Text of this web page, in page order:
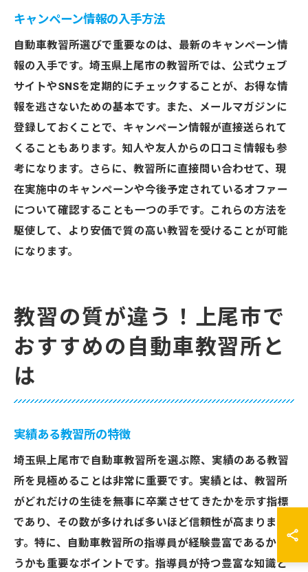
キャンペーン情報の入手方法
自動車教習所選びで重要なのは、最新のキャンペーン情
報の入手です。埼玉県上尾市の教習所では、公式ウェブ
サイトやSNSを定期的にチェックすることが、お得な情
報を逃さないための基本です。また、メールマガジンに
登録しておくことで、キャンペーン情報が直接送られて
くることもあります。知人や友人からの口コミ情報も参
考になります。さらに、教習所に直接問い合わせて、現
在実施中のキャンペーンや今後予定されているオファー
について確認することも一つの手です。これらの方法を
駆使して、より安価で質の高い教習を受けることが可能
になります。
教習の質が違う！上尾市で
おすすめの自動車教習所と
は
実績ある教習所の特徴
埼玉県上尾市で自動車教習所を選ぶ際、実績のある教習
所を見極めることは非常に重要です。実績とは、教習所
がどれだけの生徒を無事に卒業させてきたかを示す指標
であり、その数が多ければ多いほど信頼性が高まりま
す。特に、自動車教習所の指導員が経験豊富であるかど
うかも重要なポイントです。指導員が持つ豊富な知識と